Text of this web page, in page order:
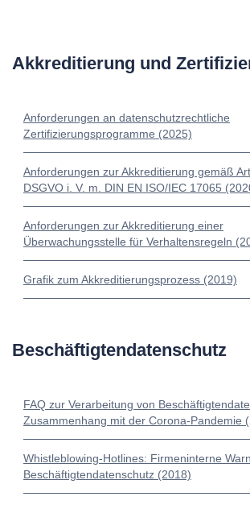
Akkreditierung und
Anforderungen an datenschutzrechtliche
Zertifizierungsprogramme (2025)
Anforderungen zur Akkreditierung gemäß
DSGVO i. V. m. DIN EN ISO/IEC 17065
Anforderungen zur Akkreditierung einer
Überwachungsstelle für Verhaltensregeln
Grafik zum Akkreditierungsprozess (2019)
Beschäftigtendatenschutz
FAQ zur Verarbeitung von
Zusammenhang mit der Corona-Pandemie
Whistleblowing-Hotlines: Firmeninterne
Beschäftigtendatenschutz (2018)